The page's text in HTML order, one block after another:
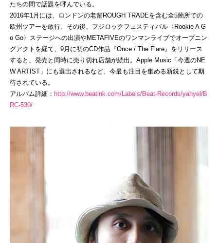
たちの間で話題を呼んでいる。
2016年1月には、ロンドンの老舗ROUGH TRADEを含む全5箇所での
欧州ツアーを敢行。その後、フジロックフェスティバル〈Rookie A G
o Go〉ステージへの出演やMETAFIVEのワンマンライブでオープニン
グアクトを経て、9月に初のCD作品『Once / The Flare』をリリース
すると、発売と同時に売り切れ店舗が続出。Apple Music「今週のNE
W ARTIST」にも選出されるなど、今最も注目を集める新鋭として期
待されている。
アルバム詳細： http://www.beatink.com/Labels/Beat-Records/yahyel/B
RC-530/